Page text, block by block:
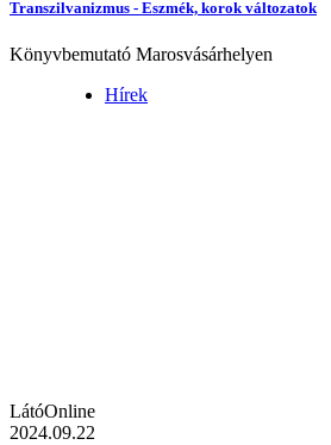
Transzilvanizmus - Eszmék, korok változatok
Könyvbemutató Marosvásárhelyen
Hírek
LátóOnline
2024.09.22